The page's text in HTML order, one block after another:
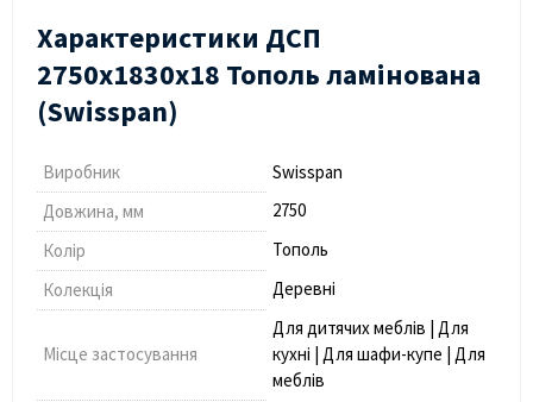
Характеристики ДСП
2750х1830х18 Тополь ламінована
(Swisspan)
Виробник
Swisspan
Довжина, мм
2750
Колір
Тополь
Колекція
Деревні
Місце застосування
Для дитячих меблів | Для
кухні | Для шафи-купе | Для
меблів